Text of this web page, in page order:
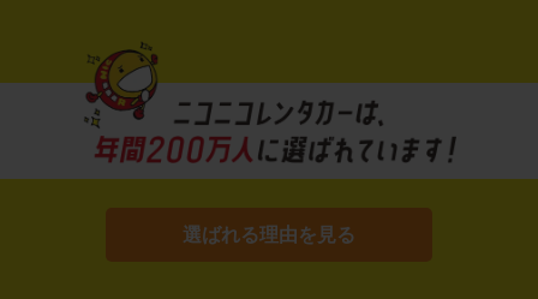
選ばれる理由を見る